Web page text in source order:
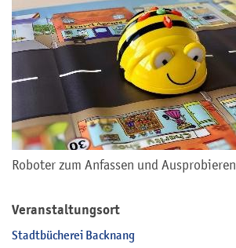
Roboter zum Anfassen und Ausprobieren
Veranstaltungsort
Stadtbücherei Backnang